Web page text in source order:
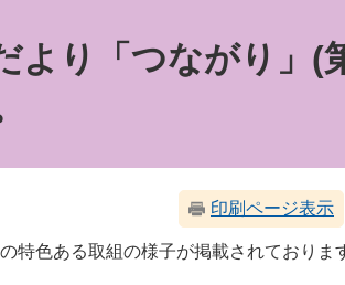
より「つながり」(
印刷ページ表示
特色ある取組の様子が掲載されておりま